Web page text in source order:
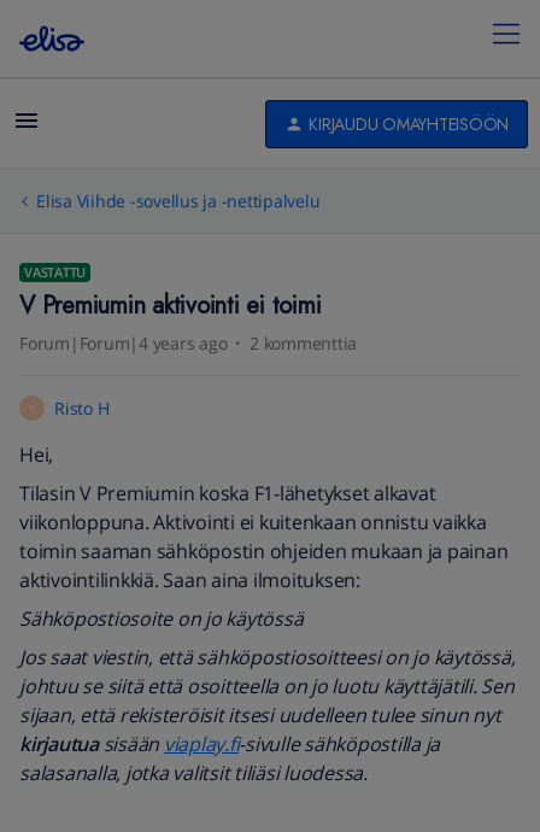
KIRJAUDU OMAYHTEISÖÖN
Elisa Viihde -sovellus ja -nettipalvelu
VASTATTU
V Premiumin aktivointi ei toimi
Forum|Forum|4 years ago 2 kommenttia
R Risto H
Hei,
Tilasin V Premiumin koska F1-lähetykset alkavat
viikonloppuna. Aktivointi ei kuitenkaan onnistu vaikka
toimin saaman sähköpostin ohjeiden mukaan ja painan
aktivointilinkkiä. Saan aina ilmoituksen:
Sähköpostiosoite on jo käytössä
Jos saat viestin, että sähköpostiosoitteesi on jo käytössä,
johtuu se siitä että osoitteella on jo luotu käyttäjätili. Sen
sijaan, että rekisteröisit itsesi uudelleen tulee sinun nyt
kirjautuasisään viaplay.fi-sivulle sähköpostilla ja
salasanalla, jotka valitsit tiliäsi luodessa.